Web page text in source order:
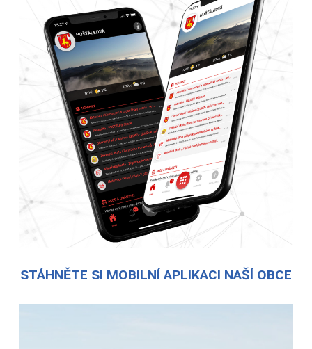
STÁHNĚTE SI MOBILNÍ APLIKACI NAŠÍ OBCE